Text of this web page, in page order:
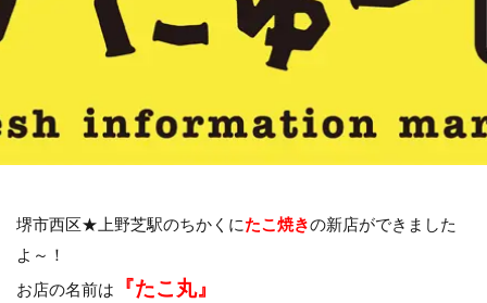
堺市西区★上野芝駅のちかくにたこ焼きの新店ができました
よ～！
お店の名前は
『たこ丸』